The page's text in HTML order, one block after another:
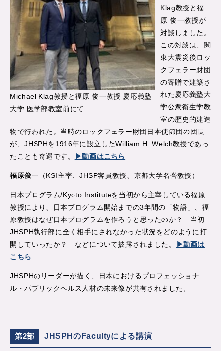
Michael Klag教授と福原 俊一教授 慶応義塾
大学 医学部教室前にて
Klag教授と福
原 俊一教授が
対談しました。
この対談は、関
東大震災後ロッ
クフェラー財団
の寄贈で建築さ
れた慶応義塾大
学公衆衛生学教
室の歴史的建造
物で行われた。当時のロックフェラー財団日本使節団の団長
が、JHSPHを1916年に設立したWilliam H. Welch教授であっ
たことも奇遇です。
▶動画はこちら
福原俊一 （KSI主宰、JHSP客員教授、京都大学名誉教授）
日本プログラム/Kyoto Instituteを当初から主宰している福原
教授により、日本プログラム開始までの3年間の「物語」、福
原教授はなぜ日本プログラムを作ろうと思ったのか？ 当初
JHSPH執行部に全く相手にされなかった状況をどのように打
開していったか？ などについて披露されました。
▶動画は
こちら
JHSPHのリーダーが描く、日本におけるプロフェッショナ
ル・パブリックヘルス人材の未来像が共有されました。
第2部 JHSPHのFacultyによる講演